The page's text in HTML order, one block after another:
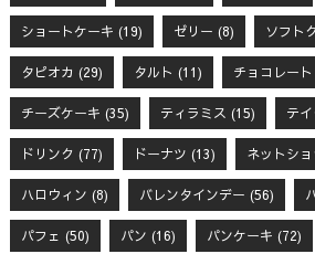
ショートケーキ (19) ゼリー (8) ソフト
タピオカ (29) タルト (11) チョコレート
チーズケーキ (35) ティラミス (15) テ
ドリンク (77) ドーナツ (13) ネットシ
ハロウィン (8) バレンタインデー (56)
パフェ (50) パン (16) パンケーキ (72)